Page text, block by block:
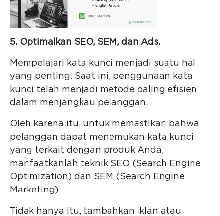
5. Optimalkan SEO, SEM, dan Ads.
Mempelajari kata kunci menjadi suatu hal
yang penting. Saat ini, penggunaan kata
kunci telah menjadi metode paling efisien
dalam menjangkau pelanggan.
Oleh karena itu, untuk memastikan bahwa
pelanggan dapat menemukan kata kunci
yang terkait dengan produk Anda,
manfaatkanlah teknik SEO (Search Engine
Optimization) dan SEM (Search Engine
Marketing).
Tidak hanya itu, tambahkan iklan atau